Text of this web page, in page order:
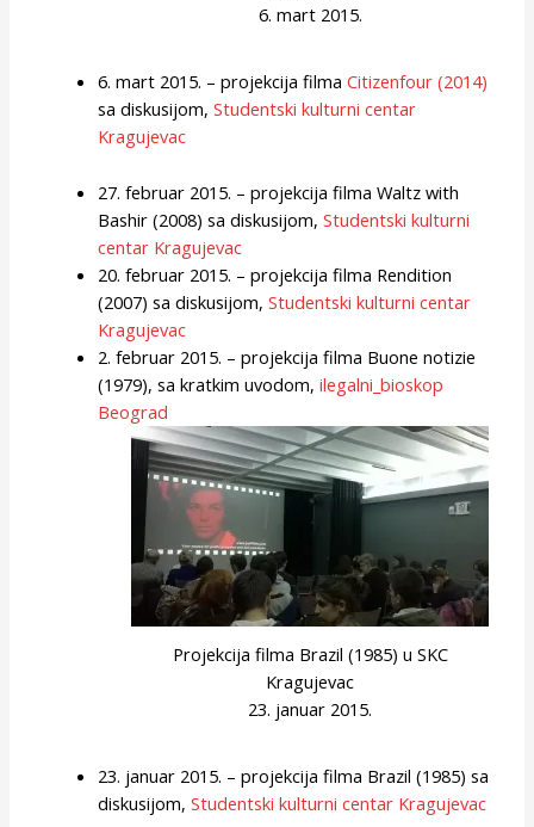
6. mart 2015.
6. mart 2015. – projekcija filma Citizenfour (2014)
sa diskusijom, Studentski kulturni centar
Kragujevac
27. februar 2015. – projekcija filma Waltz with
Bashir (2008) sa diskusijom, Studentski kulturni
centar Kragujevac
20. februar 2015. – projekcija filma Rendition
(2007) sa diskusijom, Studentski kulturni centar
Kragujevac
2. februar 2015. – projekcija filma Buone notizie
(1979), sa kratkim uvodom, ilegalni_bioskop
Beograd
Projekcija filma Brazil (1985) u SKC
Kragujevac
23. januar 2015.
23. januar 2015. – projekcija filma Brazil (1985) sa
diskusijom, Studentski kulturni centar Kragujevac